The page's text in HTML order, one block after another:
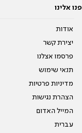
פנו אלינו
אודות
יצירת קשר
פרסמו אצלנו
תנאי שימוש
מדיניות פרטיות
הצהרת נגישות
המייל האדום
עברית